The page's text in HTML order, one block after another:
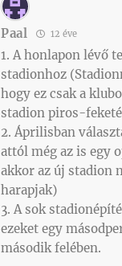
Paal 12 éve
1. A honlapon lévő
stadionhoz
hogy ez csak a
stadion piros-
2. Áprilisban
attól még az is egy
akkor az új stadion
harapjak)
3. A sok
ezeket egy
második felében.